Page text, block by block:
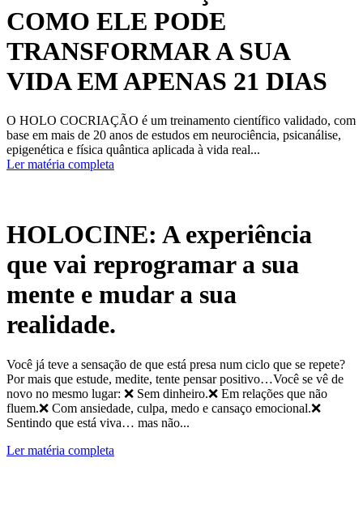
COMO ELE PODE
TRANSFORMAR A SUA
VIDA EM APENAS 21 DIAS
O HOLO COCRIAÇÃO é um treinamento científico validado, com
base em mais de 20 anos de estudos em neurociência, psicanálise,
epigenética e física quântica aplicada à vida real...
Ler matéria completa
HOLOCINE: A experiência
que vai reprogramar a sua
mente e mudar a sua
realidade.
Você já teve a sensação de que está presa num ciclo que se repete?
Por mais que estude, medite, tente pensar positivo…Você se vê de
novo no mesmo lugar: ❌ Sem dinheiro.❌ Em relações que não
fluem.❌ Com ansiedade, culpa, medo e cansaço emocional.❌
Sentindo que está viva… mas não...
Ler matéria completa